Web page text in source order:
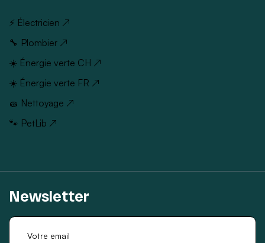
⚡ Électricien ↗
🔧 Plombier ↗
☀️ Énergie verte CH ↗
☀️ Énergie verte FR ↗
🧽 Nettoyage ↗
🐾 PetLib ↗
Newsletter